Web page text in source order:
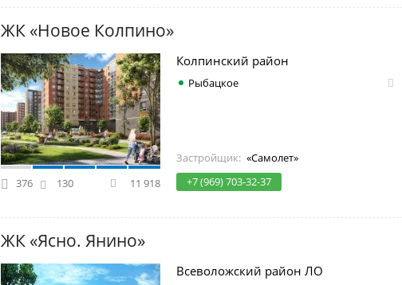
ЖК «Новое Колпино»
11 918
376 130
Колпинский район
Рыбацкое
Застройщик: «Самолет»
+7 (969) 703-32-37
ЖК «Ясно. Янино»
Всеволожский район ЛО